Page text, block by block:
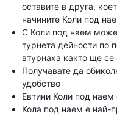
оставите в друга,
начините Коли под
С Коли под наем
турнета дейности по
втурнаха както ще се
Получавате да
удобство
Евтини Коли под
Кола под наем е най-